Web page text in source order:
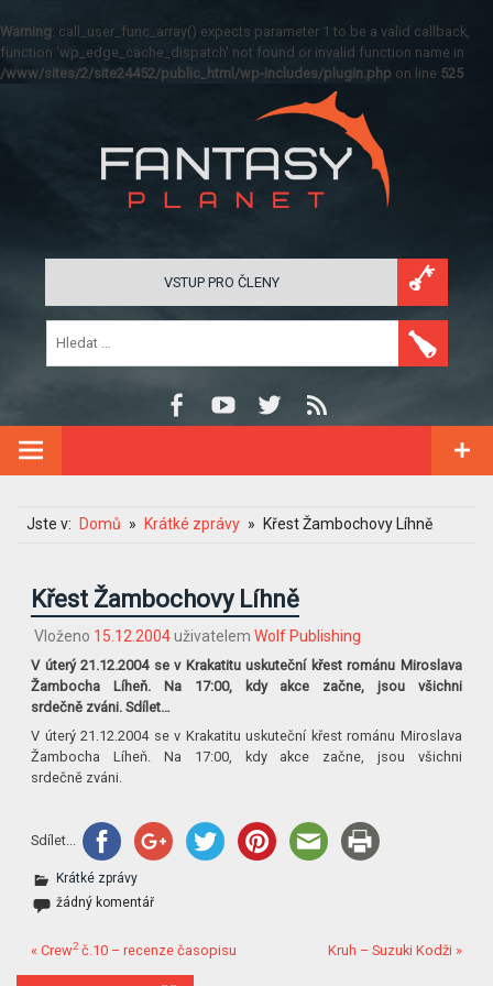
Warning: call_user_func_array() expects parameter 1 to be a valid callback,
function 'wp_edge_cache_dispatch' not found or invalid function name in
/www/sites/2/site24452/public_html/wp-includes/plugin.php on line 525
VSTUP PRO ČLENY
Jste v: Domů Krátké zprávy Křest Žambochovy Líhně
Křest Žambochovy Líhně
Vloženo 15.12.2004uživatelem Wolf Publishing
V úterý 21.12.2004 se v Krakatitu uskuteční křest románu Miroslava
Žambocha Líheň. Na 17:00, kdy akce začne, jsou všichni
srdečně zváni. Sdílet…
V úterý 21.12.2004 se v Krakatitu uskuteční křest románu Miroslava
Žambocha Líheň. Na 17:00, kdy akce začne, jsou všichni
srdečně zváni.
Sdílet...
Krátké zprávy
žádný komentář
« Crew2č.10 – recenze časopisu Kruh – Suzuki Kodži »